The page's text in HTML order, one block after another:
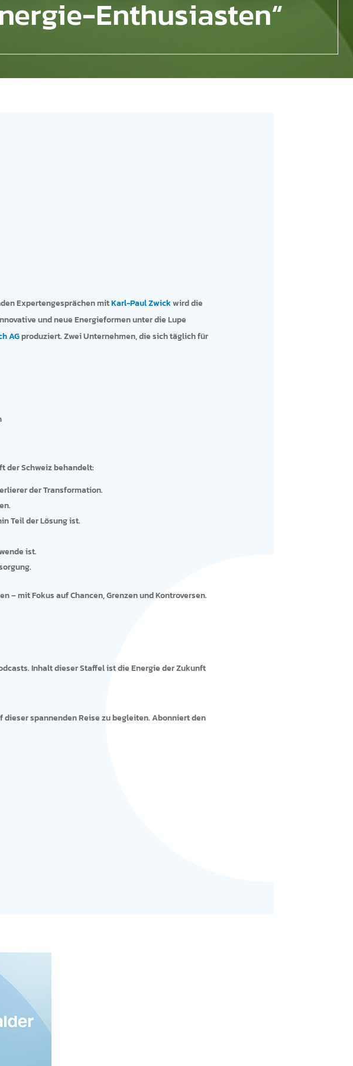
Enthusiasten“
Expertengesprächen mitKarl-Paul Zwickwird die
und neue Energieformen unter die Lupe
AGproduziert. Zwei Unternehmen, die sich täglich für
der Schweiz behandelt:
der Transformation.
Teil der Lösung ist.
ist.
– mit Fokus auf Chancen, Grenzen und Kontroversen.
Inhalt dieser Staffel ist die Energie der Zukunft
dieser spannenden Reise zu begleiten. Abonniert den